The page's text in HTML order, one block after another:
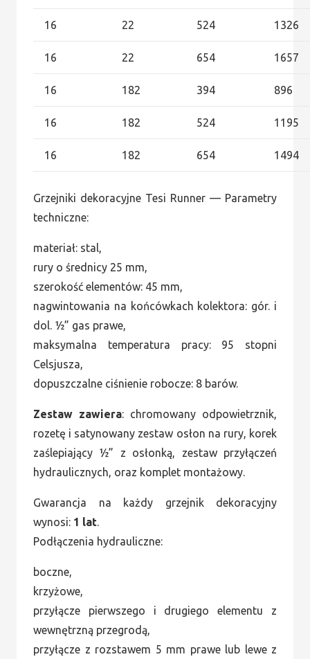
16 22 524 1326
16 22 654 1657
16 182 394 896
16 182 524 1195
16 182 654 1494
Grzejniki dekoracyjne Tesi Runner — Parametry
techniczne:
materiał: stal,
rury o średnicy 25 mm,
szerokość elementów: 45 mm,
nagwintowania na końcówkach kolektora: gór. i
dol. ½” gas prawe,
maksymalna temperatura pracy: 95 stopni
Celsjusza,
dopuszczalne ciśnienie robocze: 8 barów.
Zestaw zawiera: chromowany odpowietrznik,
rozetę i satynowany zestaw osłon na rury, korek
zaślepiający ½” z osłonką, zestaw przyłączeń
hydraulicznych, oraz komplet montażowy.
Gwarancja na każdy grzejnik dekoracyjny
wynosi: 1 lat.
Podłączenia hydrauliczne:
boczne,
krzyżowe,
przyłącze pierwszego i drugiego elementu z
wewnętrzną przegrodą,
przyłącze z rozstawem 5 mm prawe lub lewe z